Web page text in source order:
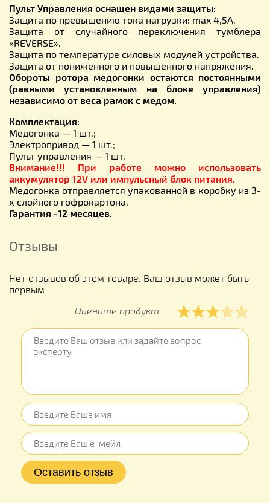
Пульт Управления оснащен видами защиты:
Защита по превышению тока нагрузки: max 4,5А.
Защита от случайного переключения тумблера
«REVERSE».
Защита по температуре силовых модулей устройства.
Защита от пониженного и повышенного напряжения.
Обороты ротора медогонки остаются постоянными
(равными установленным на блоке управления)
независимо от веса рамок с медом.
Комплектация:
Медогонка — 1 шт.;
Электропривод — 1 шт.;
Пульт управления — 1 шт.
Внимание!!! При работе можно использовать
аккумулятор 12V или импульсный блок питания.
Медогонка отправляется упакованной в коробку из 3-
х слойного гофрокартона.
Гарантия -12 месяцев.
Отзывы
Нет отзывов об этом товаре. Ваш отзыв может быть
первым
Оцените продукт